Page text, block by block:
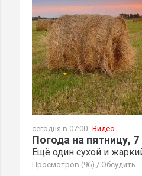
сегодня в 07:00 Видео
Погода на пятницу, 7
Ещё один сухой и
Просмотров (96) / Обсудить